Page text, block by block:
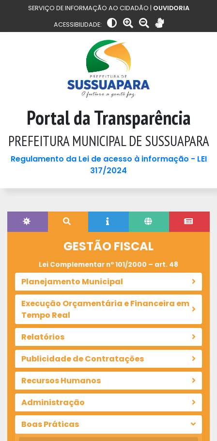
SERVIÇO DE INFORMAÇÃO AO CIDADÃO | OUVIDORIA
ACESSIBILIDADE:
Portal da Transparência
PREFEITURA MUNICIPAL DE SUSSUAPARA
Regulamento da Lei de acesso à informação - LEI
317/2024
GESTÃO FISCAL
Lei Complementar nº 101/2000 – art. 48
Planejamento Municipal
Execução Orçamentária e Financeira em
Tempo Real
Relatórios
Publicidade de Contratações
Recursos Humanos
Administração
Boas Práticas